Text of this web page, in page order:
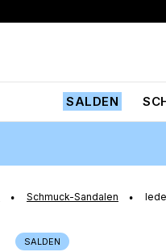
SALDEN
Schmuck-Sandalen
SALDEN